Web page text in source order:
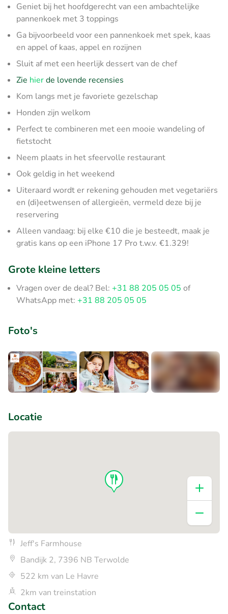
Geniet bij het hoofdgerecht van een ambachtelijke
pannenkoek met 3 toppings
Ga bijvoorbeeld voor een pannenkoek met spek, kaas
en appel of kaas, appel en rozijnen
Sluit af met een heerlijk dessert van de chef
Zie hierde lovende recensies
Kom langs met je favoriete gezelschap
Honden zijn welkom
Perfect te combineren met een mooie wandeling of
fietstocht
Neem plaats in het sfeervolle restaurant
Ook geldig in het weekend
Uiteraard wordt er rekening gehouden met vegetariërs
en (di)eetwensen of allergieën, vermeld deze bij je
reservering
Alleen vandaag: bij elke €10 die je besteedt, maak je
gratis kans op een iPhone 17 Pro t.w.v. €1.329!
Grote kleine letters
Vragen over de deal? Bel: +31 88 205 05 05 of
WhatsApp met: +31 88 205 05 05
Foto's
Locatie
Jeff's Farmhouse
Bandijk 2, 7396 NB Terwolde
522 km van Le Havre
2km van treinstation
Contact